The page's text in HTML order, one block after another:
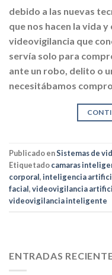
debido a las nuevas
que nos hacen la vida
videovigilancia que
servía solo para
ante un robo, delito o
necesitábamos
Publicado enSistemas de
Etiquetadocamaras
corporal,inteligencia
facial,videovigilancia
videovigilancia inteligente
ENTRADAS